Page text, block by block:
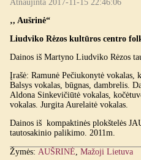
Atnaujinta 2017-11-15 22:46:06
‚, Aušrinė“
Liudviko Rėzos kultūros centro
Dainos iš Martyno Liudviko Rėzos
Įrašė: Ramunė Pečiukonytė vokalas,
Balsys vokalas, būgnas, dambrelis.
Aldona Sinkevičiūtė vokalas,
vokalas. Jurgita Aurelaitė vokalas.
Dainos iš kompaktinės plokštelės
tautosakinio palikimo. 2011m.
Žymės: AUŠRINĖ Mažoji Lietuva